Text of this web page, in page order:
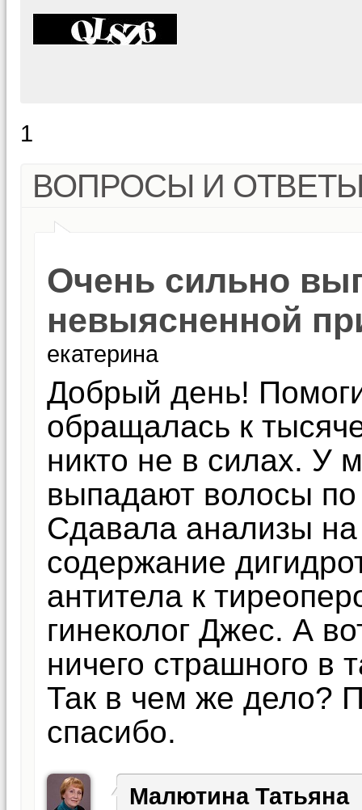
1
ВОПРОСЫ И
Очень сильно
невыясненной
екатерина
Добрый день!
обращалась к
никто не в силах. У
выпадают волосы
Сдавала анализы
содержание
антитела к
гинеколог Джес. А
ничего страшного в
Так в чем же дело?
спасибо.
Малютина Татьяна